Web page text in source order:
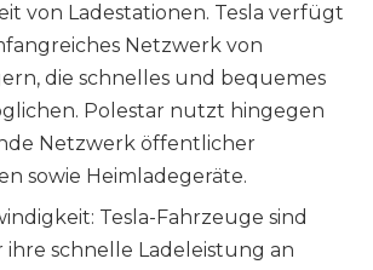
von Ladestationen. Tesla verfügt
Netzwerk von
die schnelles und bequemes
Polestar nutzt hingegen
Netzwerk öffentlicher
sowie Heimladegeräte.
Tesla-Fahrzeuge sind
schnelle Ladeleistung an